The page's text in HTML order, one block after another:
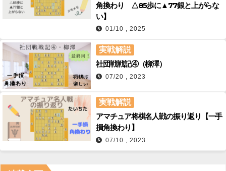
角換わり △85歩に▲77銀と上がらな
い】
01/10 , 2025
実戦解説
社団戦戦記④（柳澤）
07/20 , 2023
実戦解説
アマチュア将棋名人戦の振り返り【一手
損角換わり】
07/10 , 2023